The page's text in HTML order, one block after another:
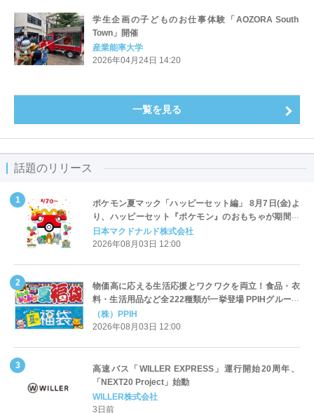
学生企画の子どものお仕事体験「AOZORA South
Town」開催
産業能率大学
2026年04月24日 14:20
一覧を見る
話題のリリース
ポケモン夏マック「ハッピーセット編」 8月7日(金)よ
り、ハッピーセット『ポケモン』のおもちゃが期間限
定登場
日本マクドナルド株式会社
2026年08月03日 12:00
物価高に応える生活応援とワクワクを両立！食品・衣
料・生活用品など全222種類が一挙登場 PPIHグループ
「夏福袋」＆セール 8月6日(木)より順次スタート
（株）PPIH
2026年08月03日 12:00
高速バス「WILLER EXPRESS」運行開始20周年、
「NEXT20 Project」始動
WILLER株式会社
3日前